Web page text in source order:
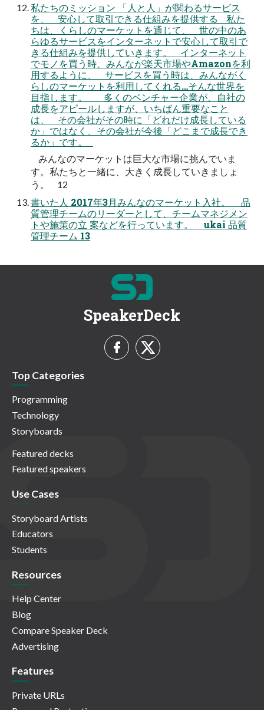
私たちのミッション 「人と人」が関わるサービス
を、 安心して取引できる仕組みを提供する 私た
ちは、くらしのマーケットを通じて、 世の中のあ
らゆるサービスをインターネットで安心して取引で
きる仕組みを提供していきます。 インターネット
でモノを買う時、みんなが楽天市場やAmazonを利
用するように、 サービスを買う時は、みんながく
らしのマーケットを利用してくれる…そんな世界を
目指します。 多くのベンチャー企業が、自社の
成長をアピールしますが、いちばん重要なこと
は、 その会社がその時に「どれだけ成長している
か」ではなく、その会社が今後「どこまで成長でき
るか」です。
みんなのマーケットは巨大な市場に挑んでいま
す。私たちと一緒に、大きく成長していきましょ
う。 12
書いた人 2017年3月みんなのマーケット入社。 品
質管理チームのリーダーとして、チームマネジメン
トや施策の立 案などを行っています。 ukai 品質
管理チーム 13
SpeakerDeck
Top Categories
Programming
Technology
Storyboards
Featured decks
Featured speakers
Use Cases
Storyboard Artists
Educators
Students
Resources
Help Center
Blog
Compare Speaker Deck
Advertising
Features
Private URLs